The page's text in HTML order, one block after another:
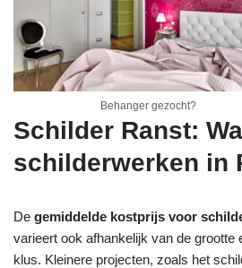
Behanger gezocht?
Schilder Ranst:
schilderwerken in
De gemiddelde kostprijs voor
varieert ook afhankelijk van de grootte
klus. Kleinere projecten, zoals het